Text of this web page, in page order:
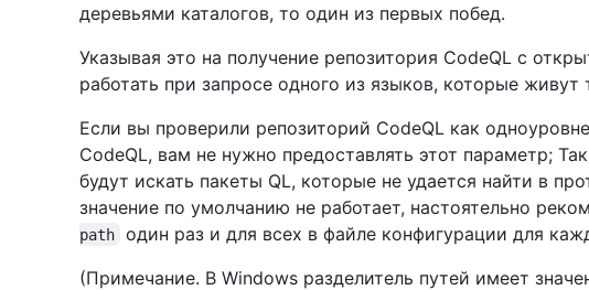
деревьями каталогов, то один из первых побед.
Указывая это на получение репозитория CodeQL с
работать при запросе одного из языков, которые живут
Если вы проверили репозиторий CodeQL как
CodeQL, вам не нужно предоставлять этот параметр;
будут искать пакеты QL, которые не удается найти в
значение по умолчанию не работает, настоятельно
path
один раз и для всех в файле конфигурации для
(Примечание. В Windows разделитель путей имеет